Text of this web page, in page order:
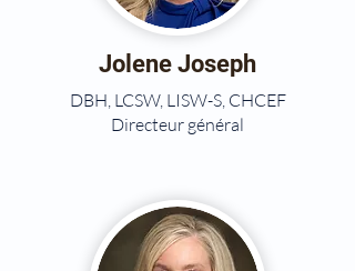
Jolene Joseph
DBH, LCSW, LISW-S, CHCEF
Directeur général